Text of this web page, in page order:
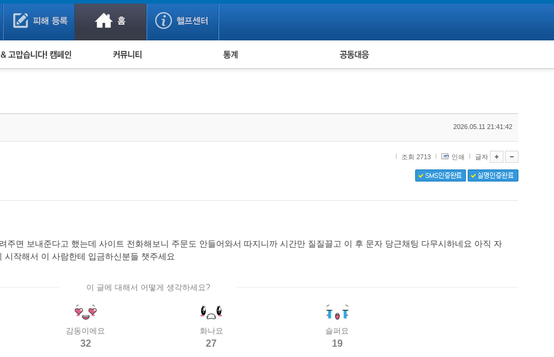
사기 예방했어요! 누적 피해사례 통계 피해자 공동대응
2026.05.11 21:41:42
조회 2713 인쇄 글자
주면 보내준다고 했는데 사이트 전화해보니 주문도 안들어와서 따지니까 시간만 질질끌고 이 후 문자 당근채팅 다무시하네요 아직 자
작해서 이 사람한테 입금하신분들 챗주세요
이 글에 대해서 어떻게 생각하세요?
감동이에요
32
화나요
27
슬퍼요
19